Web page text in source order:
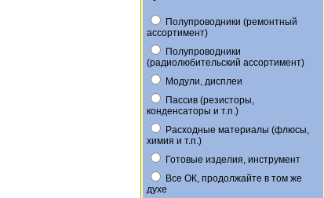
Полупроводники (ремонтный
ассортимент)
Полупроводники
(радиолюбительский ассортимент)
Модули, дисплеи
Пассив (резисторы,
конденсаторы и т.п.)
Расходные материалы (флюсы,
химия и т.п.)
Готовые изделия, инструмент
Все ОК, продолжайте в том же
духе